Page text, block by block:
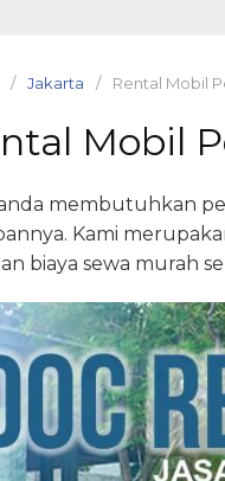
Jakarta Rental Mobil
Mobil
membutuhkan
Kami
biaya sewa murah